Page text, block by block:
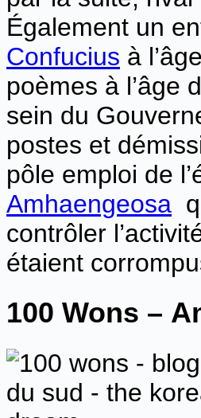
Également un
Confucius à
poèmes à l’âge
sein du
postes et
pôle emploi de
Amhaengeosa
contrôler
étaient
100 Wons –